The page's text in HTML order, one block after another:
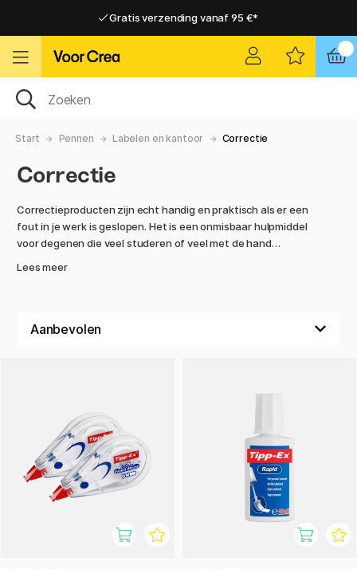
Gratis verzending vanaf 95 €*
Gratis verzending vanaf 95 €*
Start Pennen Labelen en kantoor Correctie
Correctie
Correctieproducten zijn echt handig en praktisch als er een
fout in je werk is geslopen. Het is een onmisbaar hulpmiddel
voor degenen die veel studeren of veel met de hand
plakkerige resten achter.
breedtes, in pennen en in flessen. Kies de variant die het
Lees meer